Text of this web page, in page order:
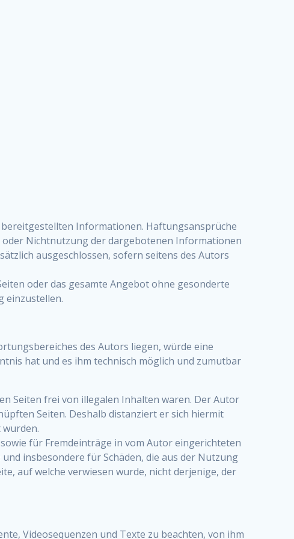
Informationen. Haftungsansprüche
oder Nichtnutzung der dargebotenen Informationen
ausgeschlossen, sofern seitens des Autors
oder das gesamte Angebot ohne gesonderte
einzustellen.
des Autors liegen, würde eine
hat und es ihm technisch möglich und zumutbar
Seiten frei von illegalen Inhalten waren. Der Autor
Seiten. Deshalb distanziert er sich hiermit
für Fremdeinträge in vom Autor eingerichteten
insbesondere für Schäden, die aus der Nutzung
auf welche verwiesen wurde, nicht derjenige, der
Videosequenzen und Texte zu beachten, von ihm